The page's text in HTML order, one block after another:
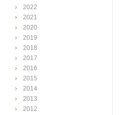
2022
2021
2020
2019
2018
2017
2016
2015
2014
2013
2012